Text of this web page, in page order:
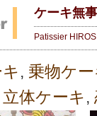
ケーキ無
Patissier
, 乗物ケ
立体ケーキ ,